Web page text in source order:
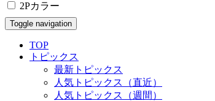
2Pカラー
Toggle navigation
TOP
トピックス
最新トピックス
人気トピックス（直近）
人気トピックス（週間）